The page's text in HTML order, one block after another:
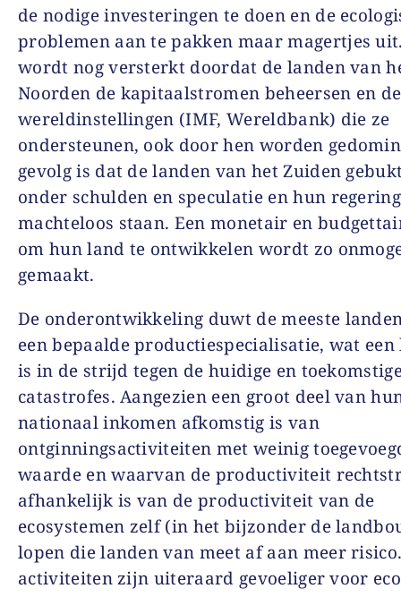
de nodige investeringen te doen en de
problemen aan te pakken maar magertjes
wordt nog versterkt doordat de landen van
Noorden de kapitaalstromen beheersen en de
wereldinstellingen (IMF, Wereldbank) die ze
ondersteunen, ook door hen worden
gevolg is dat de landen van het Zuiden
onder schulden en speculatie en hun
machteloos staan. Een monetair en
om hun land te ontwikkelen wordt zo
gemaakt.
De onderontwikkeling duwt de meeste
een bepaalde productiespecialisatie, wat
is in de strijd tegen de huidige en
catastrofes. Aangezien een groot deel van
nationaal inkomen afkomstig is van
ontginningsactiviteiten met weinig
waarde en waarvan de productiviteit
afhankelijk is van de productiviteit van de
ecosystemen zelf (in het bijzonder de
lopen die landen van meet af aan meer
activiteiten zijn uiteraard gevoeliger voor